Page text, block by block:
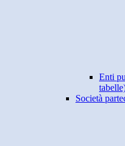
Enti
Società